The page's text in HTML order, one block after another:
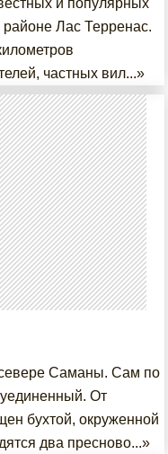
и популярных
Лас Терренас.
частных вил...»
Саманы. Сам по
От
бухтой, окруженной
два пресново...»